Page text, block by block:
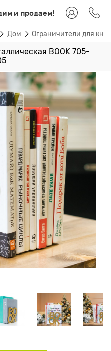
и продаем!
Дом Ограничители для
BOOK 705-